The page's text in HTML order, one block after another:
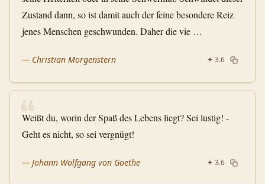
Zustand dann, so ist damit auch der feine besondere Reiz
jenes Menschen geschwunden. Daher die vie …
— Christian Morgenstern ✦ 3.6
❝
Weißt du, worin der Spaß des Lebens liegt? Sei lustig! -
Geht es nicht, so sei vergnügt!
— Johann Wolfgang von Goethe ✦ 3.6